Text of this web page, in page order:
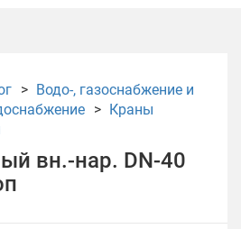
Водо-, газоснабжение и
Краны
вн.-нар. DN-40